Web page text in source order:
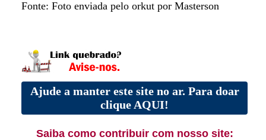
Fonte: Foto enviada pelo orkut por Masterson
Ajude a manter este site no ar. Para doar
clique AQUI!
Saiba como contribuir com nosso site: